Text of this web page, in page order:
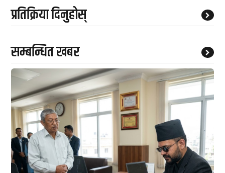
प्रतिक्रिया दिनुहोस्
सम्बन्धित खबर